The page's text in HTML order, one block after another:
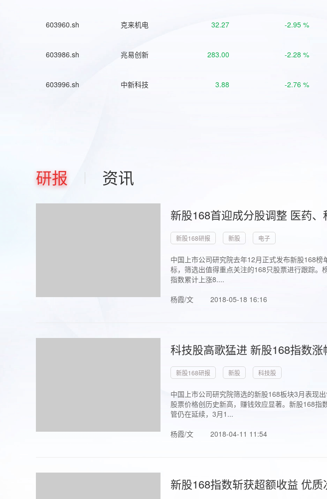
603960.sh 克来机电 32.27 -2.95 %
603986.sh 兆易创新 283.00 -2.28 %
603996.sh 中新科技 3.88 -2.76 %
研报 资讯
新股168首迎成分股调整 医药
新股168研报 新股 电子
中国上市公司研究院去年12月正式发布新股168
标，筛选出值得重点关注的168只股票进行跟踪
指数累计上涨8....
杨霞/文
2018-05-18 16:16
科技股高歌猛进 新股168指数涨
新股168研报 新股 科技股
中国上市公司研究院筛选的新股168板块3月表现
股票价格创历史新高，赚钱效应显著。新股168指
管仍在延续，3月1...
杨霞/文
2018-04-11 11:54
新股168指数斩获超额收益 优